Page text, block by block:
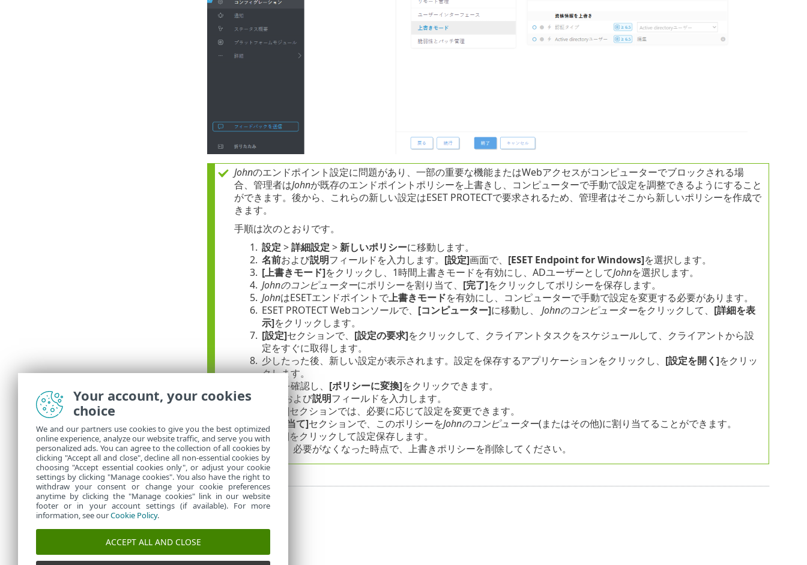
Johnのエンドポイント設定に問題があり、一部の重要な機能またはWebアクセスがコンピューターでブロックされる場
合、管理者はJohnが既存のエンドポイントポリシーを上書きし、コンピューターで手動で設定を調整できるようにすること
ができます。後から、これらの新しい設定はESET PROTECTで要求されるため、管理者はそこから新しいポリシーを作成で
きます。
手順は次のとおりです。
1. 設定 >詳細設定 >新しいポリシーに移動します。
2. 名前および説明フィールドを入力します。 [設定]画面で、 [ESET Endpoint for Windows]を選択します。
3. [上書きモード]をクリックし、1時間上書きモードを有効にし、ADユーザーとしてJohnを選択します。
4. Johnのコンピューターにポリシーを割り当て、 [完了]をクリックしてポリシーを保存します。
5. JohnはESETエンドポイントで上書きモードを有効にし、コンピューターで手動で設定を変更する必要があります。
6. ESET PROTECT Webコンソールで、 [コンピューター]に移動し、 Johnのコンピューターをクリックして、 [詳細を表
示]をクリックします。
7. [設定]セクションで、 [設定の要求]をクリックして、クライアントタスクをスケジュールして、クライアントから設
定をすぐに取得します。
8. 少したった後、新しい設定が表示されます。設定を保存するアプリケーションをクリックし、 [設定を開く]をクリッ
クします。
設定を確認し、 [ポリシーに変換]をクリックできます。
10.
および説明フィールドを入力します。
[設定]セクションでは、必要に応じて設定を変更できます。
12.
[割り当て]セクションで、このポリシーをJohnのコンピューター(またはその他)に割り当てることができます。
13.[完了
]をクリックして設定保存します。
14.必ず、必要がなくなった時点で、上書きポリシーを削除してください。
Your account, your cookies
choice
We and our partners use cookies to give you the best optimized
online experience, analyze our website traffic, and serve you with
personalized ads. You can agree to the collection of all cookies by
clicking "Accept all and close", decline all non-essential cookies by
choosing "Accept essential cookies only", or adjust your cookie
settings by clicking "Manage cookies". You also have the right to
withdraw your consent or change your cookie preferences
anytime by clicking the "Manage cookies" link in our website
footer or in your account settings (if available). For more
information, see ourCookie Policy.
ACCEPT ALL AND CLOSE